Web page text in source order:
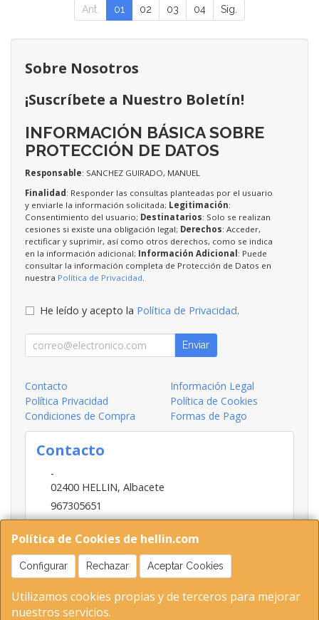
Ant. 01 02 03 04 Sig.
Política de Cookies de hellin.com
Configurar Rechazar Aceptar Cookies
Utilizamos cookies propias y de terceros para mejorar
nuestros servicios.
Sobre Nosotros
¡Suscríbete a Nuestro Boletín!
INFORMACIÓN BÁSICA SOBRE
PROTECCIÓN DE DATOS
Responsable: SANCHEZ GUIRADO, MANUEL
Finalidad : Responder las consultas planteadas por el usuario
y enviarle la información solicitada; Legitimación:
Consentimiento del usuario; Destinatarios: Solo se realizan
cesiones si existe una obligación legal; Derechos: Acceder,
rectificar y suprimir, así como otros derechos, como se indica
en la información adicional; Información Adicional : Puede
consultar la información completa de Protección de Datos en
nuestra Política de Privacidad
He leído y acepto la Política de Privacidad.
Enviar
Contacto
Información Legal
Política Privacidad
Política de Cookies
Condiciones de Compra
Formas de Pago
Contacto
-
02400 HELLIN, Albacete
967305651
INFO@HELLIN.COM
Horario
09:00-13:30; 16:30-20:30